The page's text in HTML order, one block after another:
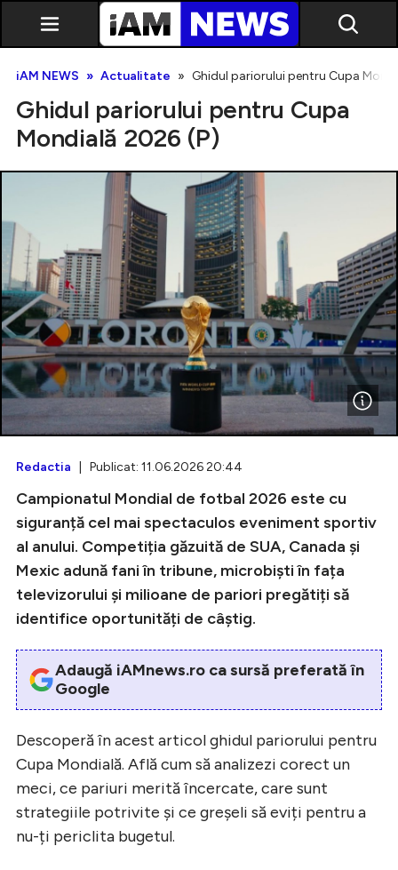
Exclusiv
Creează cont
iAM NEWS Actualitate Ghidul pariorului pentru Cupa
Ghidul pariorului pentru Cupa
Mondială 2026 (P)
Redactia | Publicat: 11.06.2026 20:44
Campionatul Mondial de fotbal 2026 este cu
siguranță cel mai spectaculos eveniment sportiv
al anului. Competiția găzuită de SUA, Canada și
Mexic adună fani în tribune, microbiști în fața
televizorului și milioane de pariori pregătiți să
identifice oportunități de câștig.
Adaugă iAMnews.ro ca sursă preferată în
Google
Descoperă în acest articol ghidul pariorului pentru
Cupa Mondială. Află cum să analizezi corect un
meci, ce pariuri merită încercate, care sunt
strategiile potrivite și ce greșeli să eviți pentru a
nu-ți periclita bugetul.